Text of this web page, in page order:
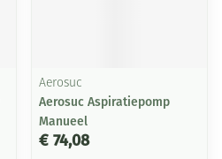
Aerosuc
Aerosuc Aspiratiepomp
Manueel
€ 74,08